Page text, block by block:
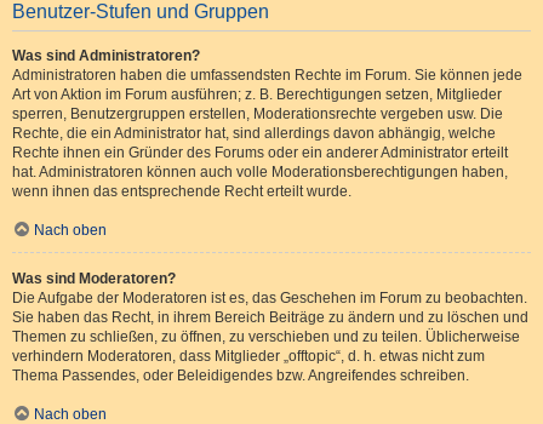
Benutzer-Stufen und Gruppen
Was sind Administratoren?
Administratoren haben die umfassendsten Rechte im Forum. Sie können jede
Art von Aktion im Forum ausführen; z. B. Berechtigungen setzen, Mitglieder
sperren, Benutzergruppen erstellen, Moderationsrechte vergeben usw. Die
Rechte, die ein Administrator hat, sind allerdings davon abhängig, welche
Rechte ihnen ein Gründer des Forums oder ein anderer Administrator erteilt
hat. Administratoren können auch volle Moderationsberechtigungen haben,
wenn ihnen das entsprechende Recht erteilt wurde.
Nach oben
Was sind Moderatoren?
Die Aufgabe der Moderatoren ist es, das Geschehen im Forum zu beobachten.
Sie haben das Recht, in ihrem Bereich Beiträge zu ändern und zu löschen und
Themen zu schließen, zu öffnen, zu verschieben und zu teilen. Üblicherweise
verhindern Moderatoren, dass Mitglieder „offtopic“, d. h. etwas nicht zum
Thema Passendes, oder Beleidigendes bzw. Angreifendes schreiben.
Nach oben